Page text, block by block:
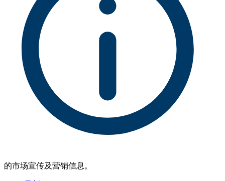
的市场宣传及营销信息。